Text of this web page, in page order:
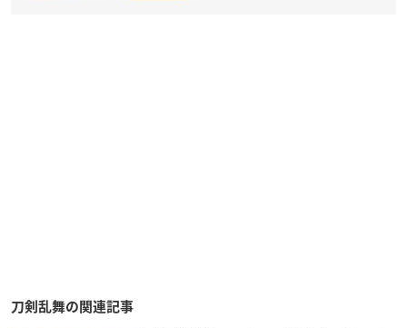
刀剣乱舞の関連記事